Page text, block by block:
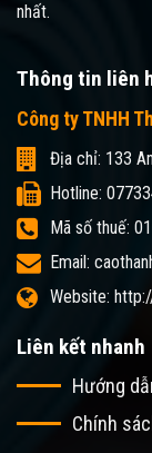
nhất.
Thông tin liên
Công ty TNHH
Địa chỉ: 133
Hotline:
Mã số thuế:
Email:
Website:
Liên kết nhanh
Hướng
Chính